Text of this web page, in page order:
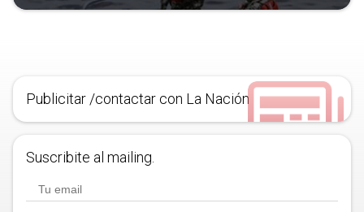
Publicitar /contactar con La Nación
Suscribite al mailing.